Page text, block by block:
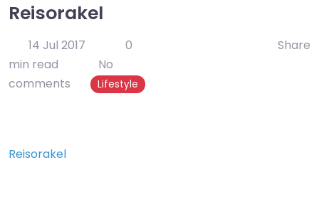
Reisorakel
14 Jul 2017
0
min read
No
comments
Lifestyle
Share
Reisorakel